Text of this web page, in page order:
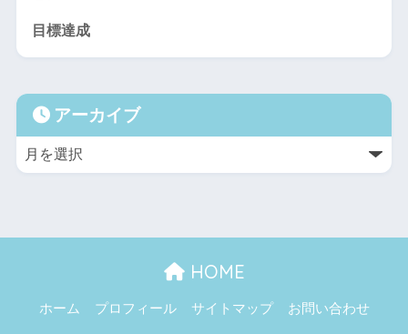
目標達成
アーカイブ
HOME
ホーム プロフィール サイトマップ お問い合わせ